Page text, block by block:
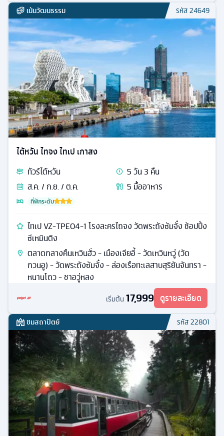
เน้นวัฒนธรรม รหัส24649
ไต้หวัน ไทจง ไทเป เกาสง
ทัวร์ไต้หวัน 5วัน3 คืน
ส.ค. / ก.ย. / ต.ค.
5 มื้ออาหาร
ที่พักระดับ
ไทเป VZ-TPE04-1 โรงละครไถจง วัดพระถังซัมจั๋ง ช้อปปิ้ง
ซีเหมินติง
ตลาดกลางคืนเหวินฮั่ว - เมืองเจียอี้ - วัดเหวินหวู่ (วัด
กวนอู) - วัดพระถังซัมจั๋ง - ล่องเรือทะเลสาบสุริยันจันทรา -
หนานโถว - ชาอวู่หลง
เริ่มต้น 17,999 ดูรายละเอียด
ชมสถาปัตย์ รหัส22801